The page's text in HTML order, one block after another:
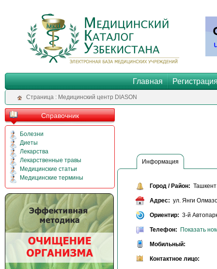
Главная
Cтраница : Медицинский центр DIASON
Справочник
Болезни
Диеты
Лекарства
Лекарственные травы
Медицинские статьи
Медицинские термины
Информация
Город / Район:
Адрес: ул. Янги
Ориентир: 3-й
Телефон: Показать
Мобильный:
Контактное лицо: